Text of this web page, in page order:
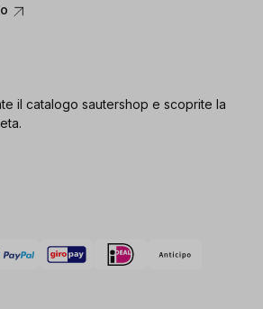
il catalogo sautershop e scoprite la